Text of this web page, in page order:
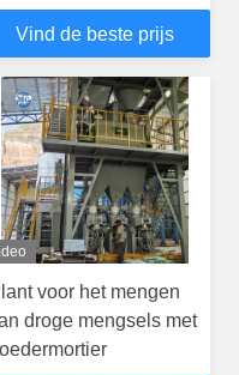
Vind de beste prijs
voor het mengen
droge mengsels met